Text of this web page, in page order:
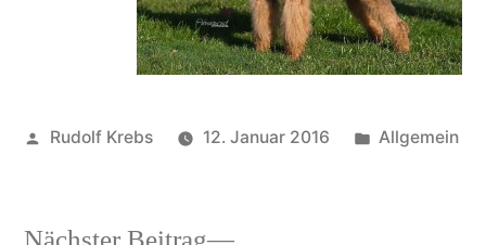
Veröffentlicht
Rudolf Krebs 12. Januar 2016 Allgemein